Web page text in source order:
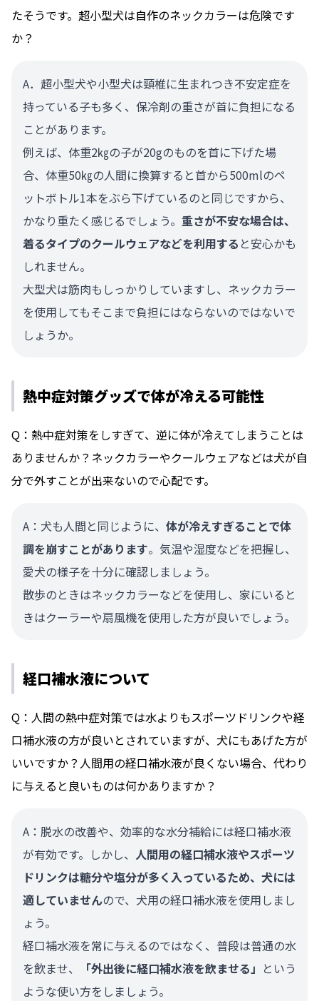
たそうです。超小型犬は自作のネックカラーは危険です
か？
A．超小型犬や小型犬は頸椎に生まれつき不安定症を
持っている子も多く、保冷剤の重さが首に負担になる
ことがあります。
例えば、体重2㎏の子が20gのものを首に下げた場
合、体重50㎏の人間に換算すると首から500mlのペ
ットボトル1本をぶら下げているのと同じですから、
かなり重たく感じるでしょう。 重さが不安な場合は、
着るタイプのクールウェアなどを利用する と安心かも
しれません。
大型犬は筋肉もしっかりしていますし、ネックカラー
を使用してもそこまで負担にはならないのではないで
しょうか。
熱中症対策グッズで体が冷える可能性
Q：熱中症対策をしすぎて、逆に体が冷えてしまうことは
ありませんか？ネックカラーやクールウェアなどは犬が自
分で外すことが出来ないので心配です。
A：犬も人間と同じように、 体が冷えすぎることで体
調を崩すことがあります。気温や湿度などを把握し、
愛犬の様子を十分に確認しましょう。
散歩のときはネックカラーなどを使用し、家にいると
きはクーラーや扇風機を使用した方が良いでしょう。
経口補水液について
Q：人間の熱中症対策では水よりもスポーツドリンクや経
口補水液の方が良いとされていますが、犬にもあげた方が
いいですか？人間用の経口補水液が良くない場合、代わり
に与えると良いものは何かありますか？
A：脱水の改善や、効率的な水分補給には経口補水液
が有効です。しかし、 人間用の経口補水液やスポーツ
ドリンクは糖分や塩分が多く入っているため、犬には
適していませんので、犬用の経口補水液を使用しまし
ょう。
経口補水液を常に与えるのではなく、普段は普通の水
を飲ませ、
「外出後に経口補水液を飲ませる」 という
ような使い方をしましょう。